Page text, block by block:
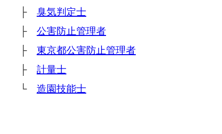
├ 臭気判定士
├ 公害防止管理者
├ 東京都公害防止管理者
├ 計量士
└ 造園技能士